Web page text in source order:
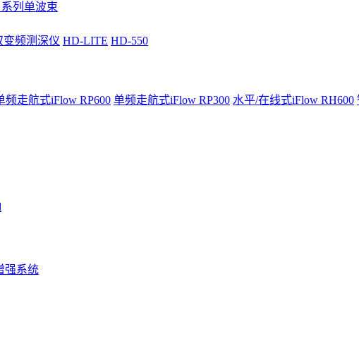
系列单波束
变频测深仪 HD-LITE HD-550
频走航式iFlow RP600 单频走航式iFlow RP300 水平/在线式iFlow RH600
强系统